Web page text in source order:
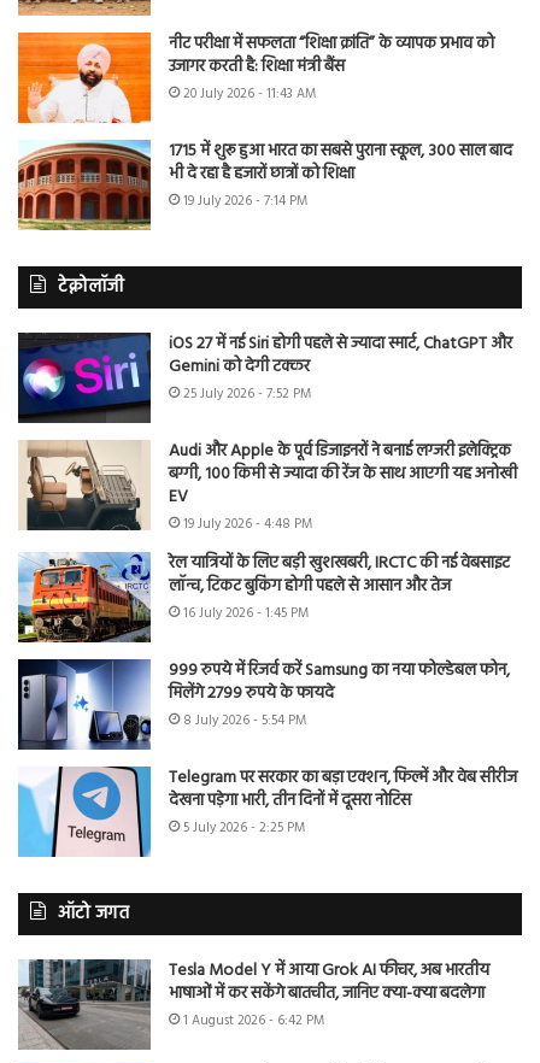
नीट परीक्षा में सफलता “शिक्षा क्रांति” के व्यापक प्रभाव को
उजागर करती है: शिक्षा मंत्री बैंस
20 July 2026 - 11:43 AM
1715 में शुरू हुआ भारत का सबसे पुराना स्कूल, 300 साल बाद
भी दे रहा है हजारों छात्रों को शिक्षा
19 July 2026 - 7:14 PM
टेक्नोलॉजी
iOS 27 में नई Siri होगी पहले से ज्यादा स्मार्ट, ChatGPT और
Gemini को देगी टक्कर
25 July 2026 - 7:52 PM
Audi और Apple के पूर्व डिजाइनरों ने बनाई लग्जरी इलेक्ट्रिक
बग्गी, 100 किमी से ज्यादा की रेंज के साथ आएगी यह अनोखी
EV
19 July 2026 - 4:48 PM
रेल यात्रियों के लिए बड़ी खुशखबरी, IRCTC की नई वेबसाइट
लॉन्च, टिकट बुकिंग होगी पहले से आसान और तेज
16 July 2026 - 1:45 PM
999 रुपये में रिजर्व करें Samsung का नया फोल्डेबल फोन,
मिलेंगे 2799 रुपये के फायदे
8 July 2026 - 5:54 PM
Telegram पर सरकार का बड़ा एक्शन, फिल्में और वेब सीरीज
देखना पड़ेगा भारी, तीन दिनों में दूसरा नोटिस
5 July 2026 - 2:25 PM
ऑटो जगत
Tesla Model Y में आया Grok AI फीचर, अब भारतीय
भाषाओं में कर सकेंगे बातचीत, जानिए क्या-क्या बदलेगा
1 August 2026 - 6:42 PM